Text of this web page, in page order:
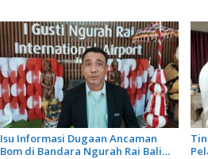
Isu Informasi Dugaan Ancaman
Bom di Bandara Ngurah Rai Bali